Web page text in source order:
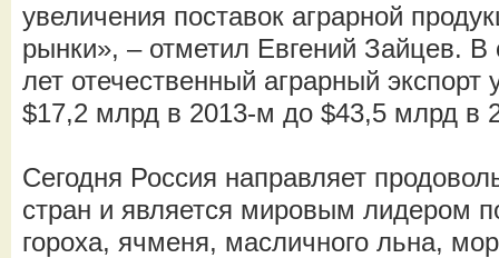
увеличения поставок аграрной
рынки», – отметил Евгений Зайцев.
лет оте­чественный аграрный экспорт
$17,2 млрд в 2013-м до $43,5 млрд в
Сегодня Россия направляет
стран и является мировым лидером
гороха, ячменя, масличного льна,